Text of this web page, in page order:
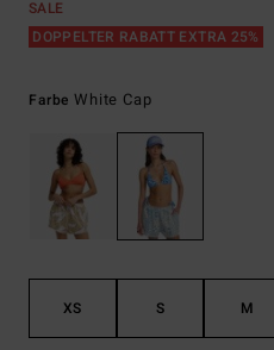
SALE
DOPPELTER RABATT EXTRA 25%
FarbeWhite Cap
XS S M